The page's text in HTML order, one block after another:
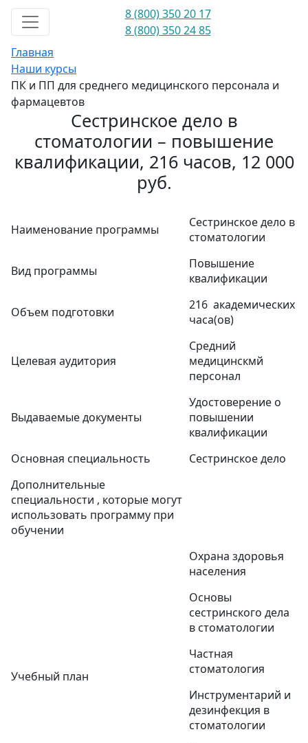
8 (800) 350 20 17
8 (800) 350 24 85
Главная
Наши курсы
ПК и ПП для среднего медицинского персонала и
фармацевтов
Сестринское дело в
стоматологии – повышение
квалификации, 216 часов, 12 000
руб.
Наименование программы
Сестринское дело в
стоматологии
Вид программы
Повышение
квалификации
Объем подготовки
216 академических
часа(ов)
Целевая аудитория
Средний
медицинскмй
персонал
Выдаваемые документы
Удостоверение о
повышении
квалификации
Основная специальность
Сестринское дело
Дополнительные
специальности , которые могут
использовать программу при
обучении
Учебный план
Охрана здоровья
населения
Основы
сестринского дела
в стоматологии
Частная
стоматология
Инструментарий и
дезинфекция в
стоматологии